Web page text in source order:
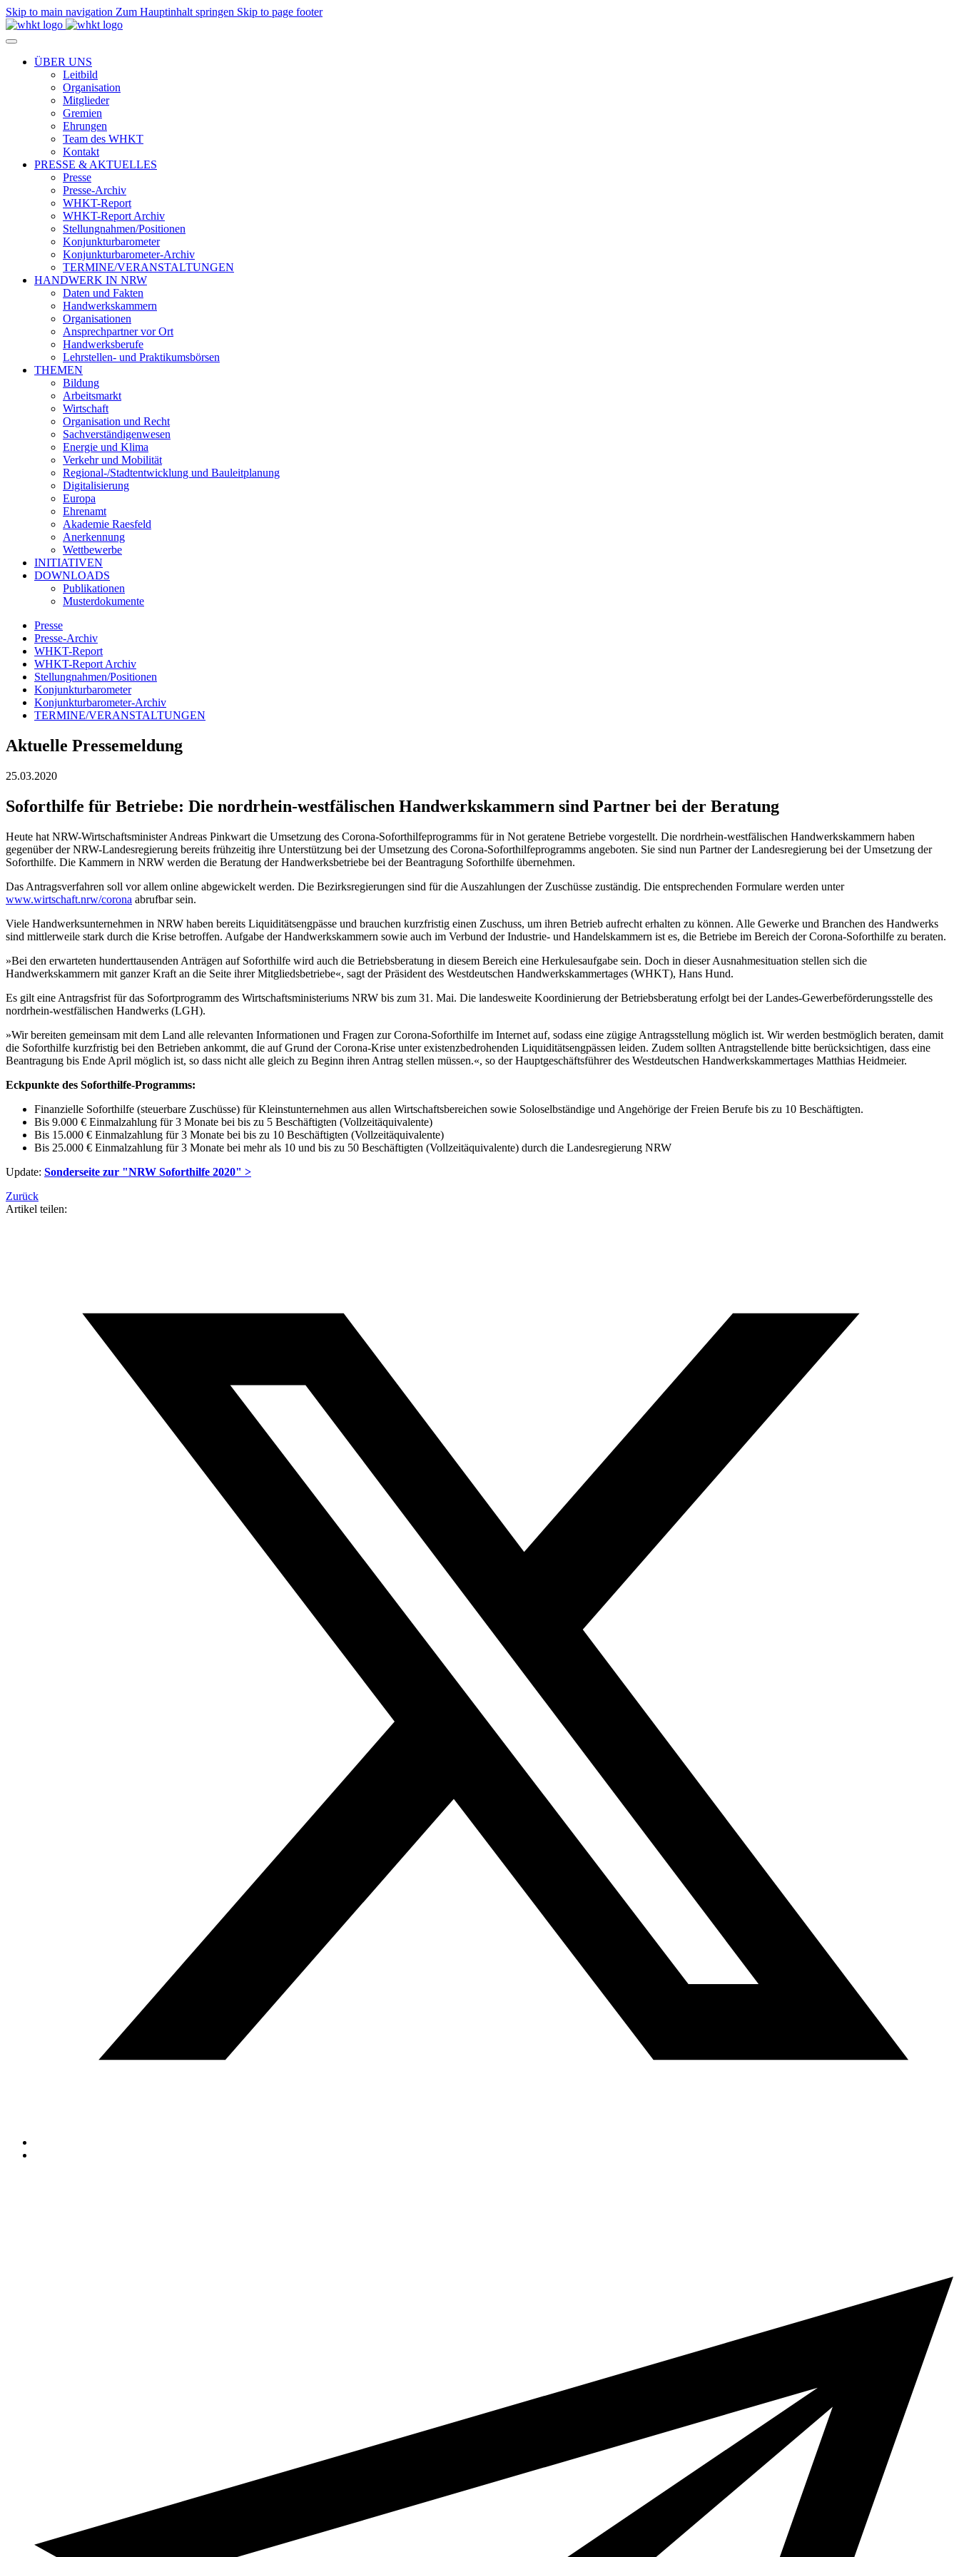
Skip to main navigation Zum Hauptinhalt springen Skip to page footer
ÜBER UNS
Leitbild
Organisation
Mitglieder
Gremien
Ehrungen
Team des WHKT
Kontakt
PRESSE & AKTUELLES
Presse
Presse-Archiv
WHKT-Report
WHKT-Report Archiv
Stellungnahmen/Positionen
Konjunkturbarometer
Konjunkturbarometer-Archiv
TERMINE/VERANSTALTUNGEN
HANDWERK IN NRW
Daten und Fakten
Handwerkskammern
Organisationen
Ansprechpartner vor Ort
Handwerksberufe
Lehrstellen- und Praktikumsbörsen
THEMEN
Bildung
Arbeitsmarkt
Wirtschaft
Organisation und Recht
Sachverständigenwesen
Energie und Klima
Verkehr und Mobilität
Regional-/Stadtentwicklung und Bauleitplanung
Digitalisierung
Europa
Ehrenamt
Akademie Raesfeld
Anerkennung
Wettbewerbe
INITIATIVEN
DOWNLOADS
Publikationen
Musterdokumente
Presse
Presse-Archiv
WHKT-Report
WHKT-Report Archiv
Stellungnahmen/Positionen
Konjunkturbarometer
Konjunkturbarometer-Archiv
TERMINE/VERANSTALTUNGEN
Aktuelle Pressemeldung
25.03.2020
Soforthilfe für Betriebe: Die nordrhein-westfälischen Handwerkskammern sind Partner bei der Beratung
Heute hat NRW-Wirtschaftsminister Andreas Pinkwart die Umsetzung des Corona-Soforthilfeprogramms für in Not geratene Betriebe vorgestellt. Die nordrhein-westfälischen Handwerkskammern haben
gegenüber der NRW-Landesregierung bereits frühzeitig ihre Unterstützung bei der Umsetzung des Corona-Soforthilfeprogramms angeboten. Sie sind nun Partner der Landesregierung bei der Umsetzung der
Soforthilfe. Die Kammern in NRW werden die Beratung der Handwerksbetriebe bei der Beantragung Soforthilfe übernehmen.
Das Antragsverfahren soll vor allem online abgewickelt werden. Die Bezirksregierungen sind für die Auszahlungen der Zuschüsse zuständig. Die entsprechenden Formulare werden unter
www.wirtschaft.nrw/corona abrufbar sein.
Viele Handwerksunternehmen in NRW haben bereits Liquiditätsengpässe und brauchen kurzfristig einen Zuschuss, um ihren Betrieb aufrecht erhalten zu können. Alle Gewerke und Branchen des Handwerks
sind mittlerweile stark durch die Krise betroffen. Aufgabe der Handwerkskammern sowie auch im Verbund der Industrie- und Handelskammern ist es, die Betriebe im Bereich der Corona-Soforthilfe zu beraten.
»Bei den erwarteten hunderttausenden Anträgen auf Soforthilfe wird auch die Betriebsberatung in diesem Bereich eine Herkulesaufgabe sein. Doch in dieser Ausnahmesituation stellen sich die
Handwerkskammern mit ganzer Kraft an die Seite ihrer Mitgliedsbetriebe«, sagt der Präsident des Westdeutschen Handwerkskammertages (WHKT), Hans Hund.
Es gilt eine Antragsfrist für das Sofortprogramm des Wirtschaftsministeriums NRW bis zum 31. Mai. Die landesweite Koordinierung der Betriebsberatung erfolgt bei der Landes-Gewerbeförderungsstelle des
nordrhein-westfälischen Handwerks (LGH).
»Wir bereiten gemeinsam mit dem Land alle relevanten Informationen und Fragen zur Corona-Soforthilfe im Internet auf, sodass eine zügige Antragsstellung möglich ist. Wir werden bestmöglich beraten, damit
die Soforthilfe kurzfristig bei den Betrieben ankommt, die auf Grund der Corona-Krise unter existenzbedrohenden Liquiditätsengpässen leiden. Zudem sollten Antragstellende bitte berücksichtigen, dass eine
Beantragung bis Ende April möglich ist, so dass nicht alle gleich zu Beginn ihren Antrag stellen müssen.«, so der Hauptgeschäftsführer des Westdeutschen Handwerkskammertages Matthias Heidmeier.
Eckpunkte des Soforthilfe-Programms:
Finanzielle Soforthilfe (steuerbare Zuschüsse) für Kleinstunternehmen aus allen Wirtschaftsbereichen sowie Soloselbständige und Angehörige der Freien Berufe bis zu 10 Beschäftigten.
Bis 9.000 € Einmalzahlung für 3 Monate bei bis zu 5 Beschäftigten (Vollzeitäquivalente)
Bis 15.000 € Einmalzahlung für 3 Monate bei bis zu 10 Beschäftigten (Vollzeitäquivalente)
Bis 25.000 € Einmalzahlung für 3 Monate bei mehr als 10 und bis zu 50 Beschäftigten (Vollzeitäquivalente) durch die Landesregierung NRW
Update: Sonderseite zur "NRW Soforthilfe 2020" >
Zurück
Artikel teilen: